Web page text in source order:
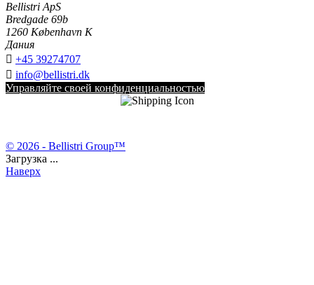
Bellistri ApS
Bredgade 69b
1260 København K
Дания
 +45 39274707
 info@bellistri.dk
Управляйте своей конфиденциальностью
© 2026 - Bellistri Group™
Загрузка ...
Наверх